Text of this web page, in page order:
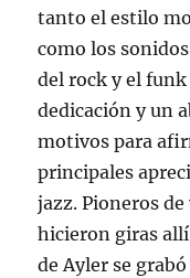
tanto el estilo
como los
del rock y el
dedicación y un
motivos para
principales
jazz. Pioneros
hicieron giras
de Ayler se